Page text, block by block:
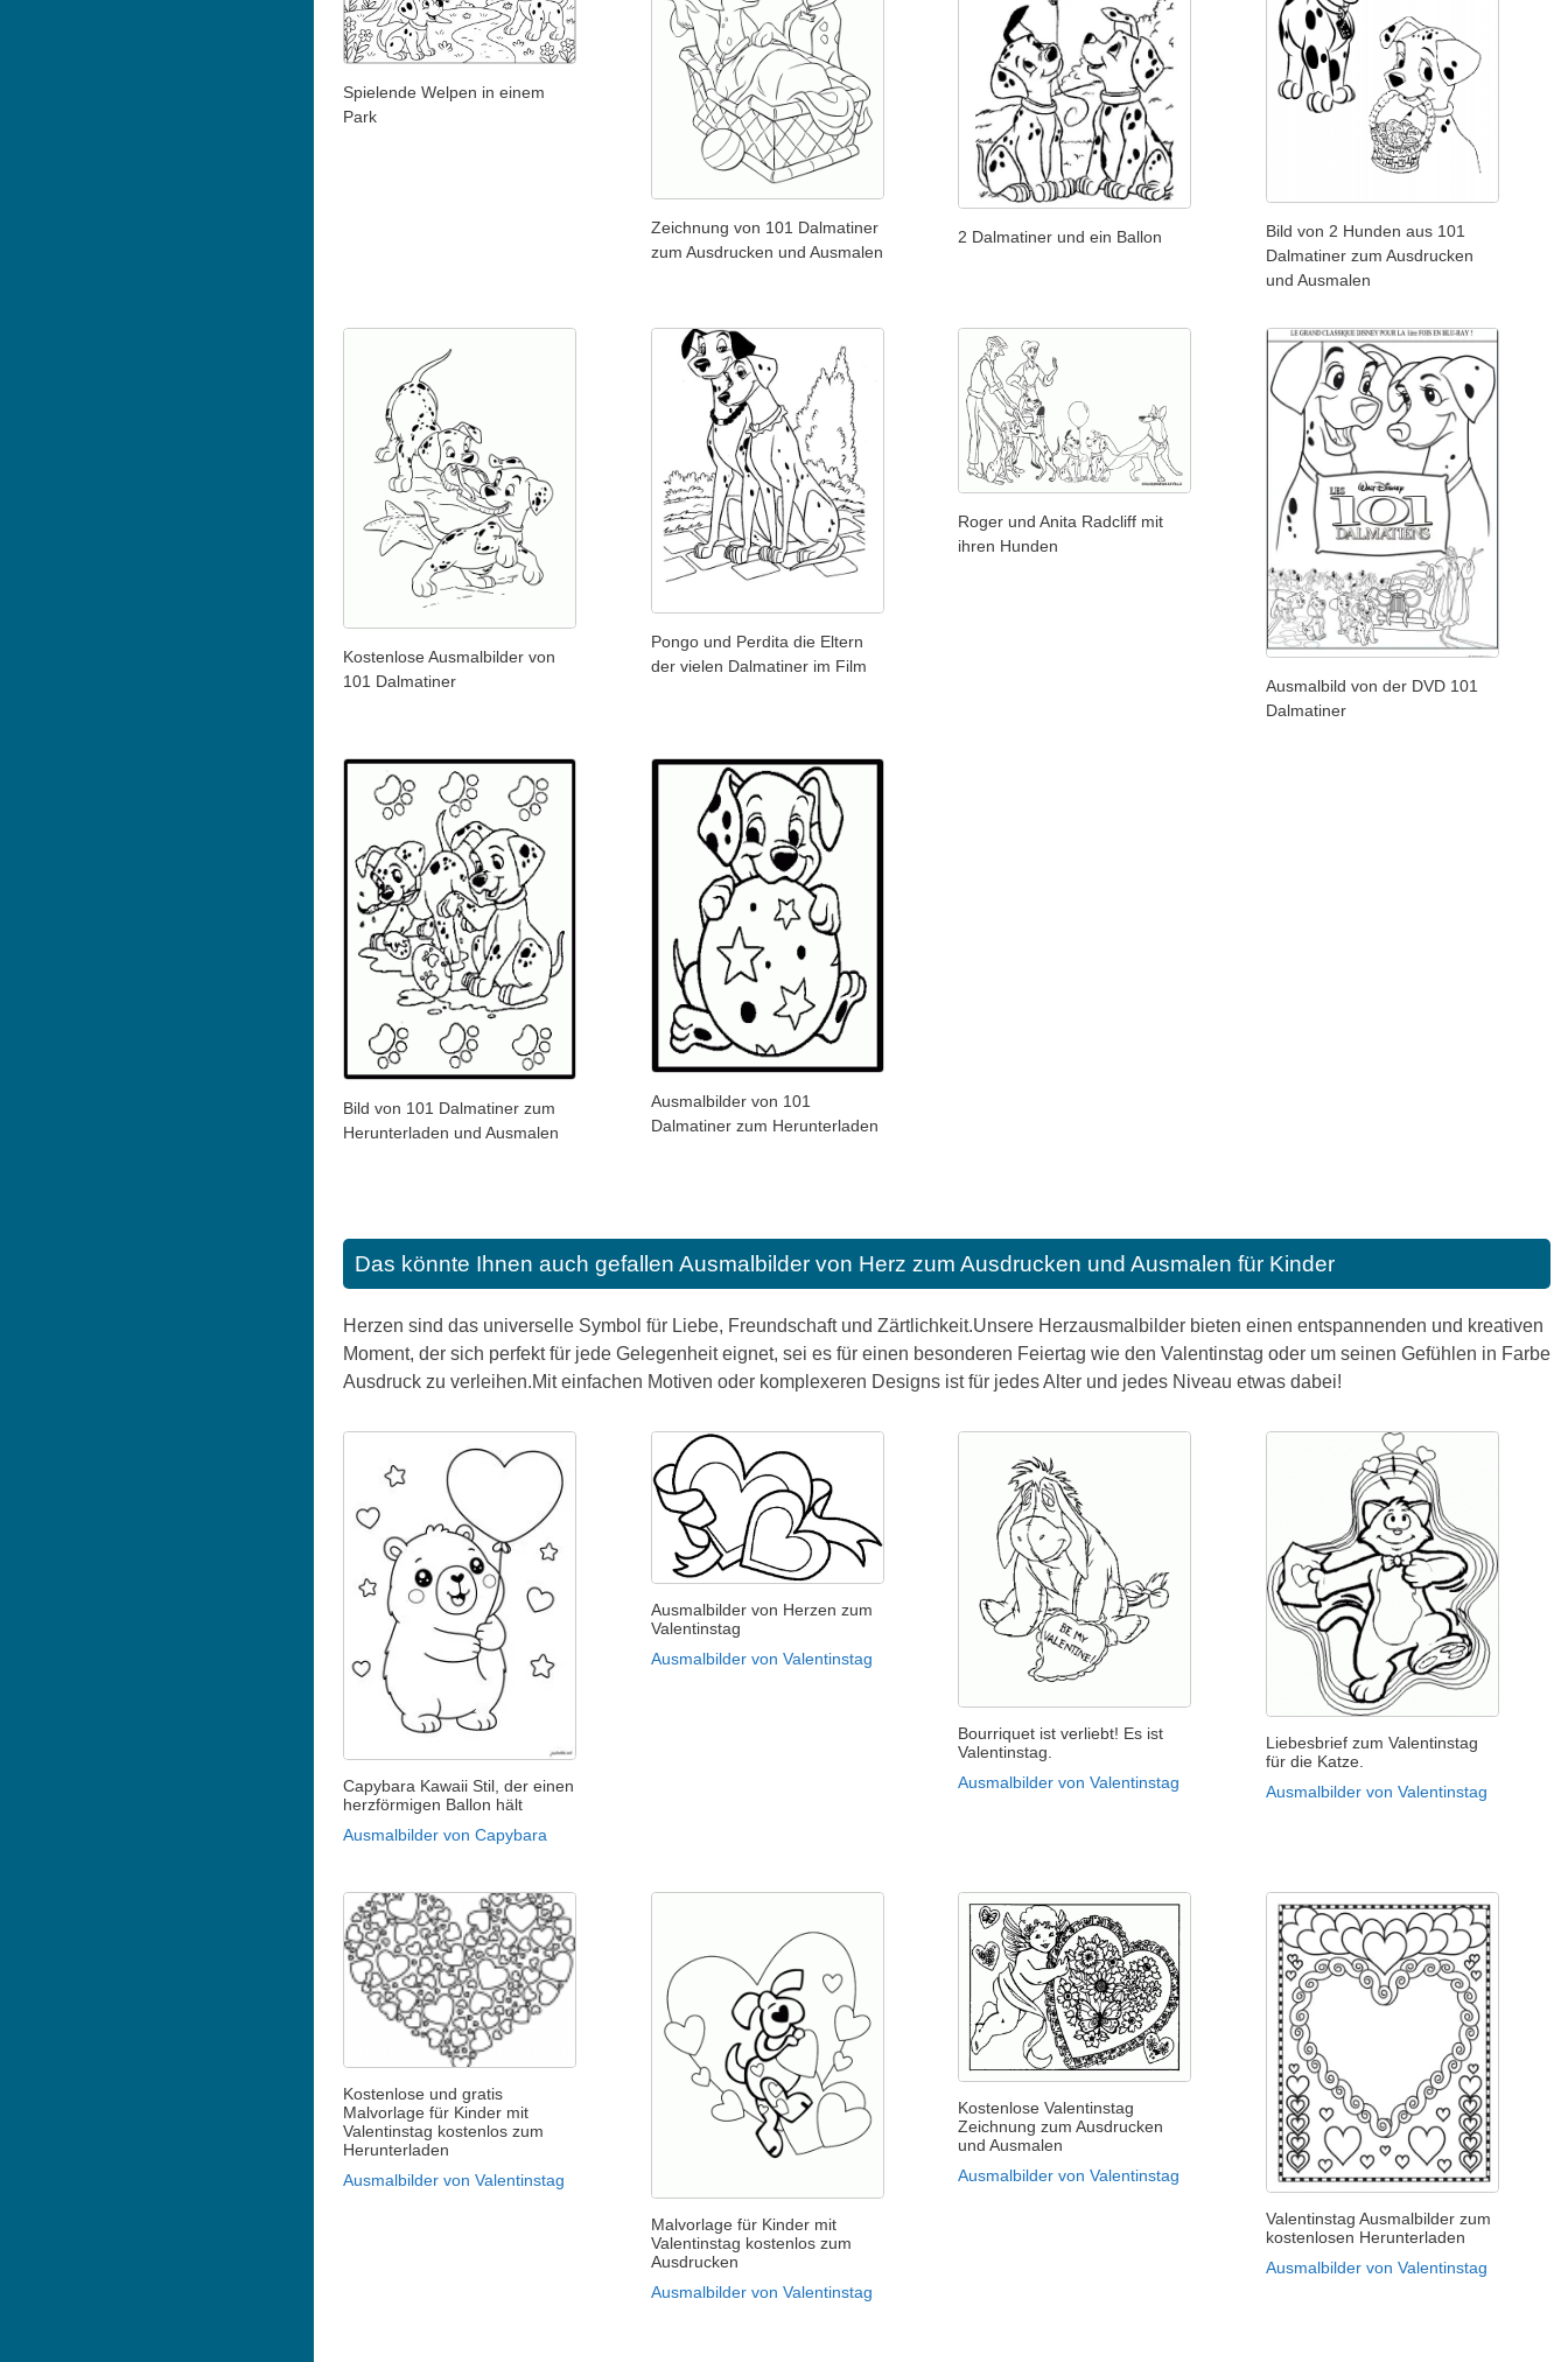
Spielende Welpen in einem
Park
Zeichnung von 101 Dalmatiner
zum Ausdrucken und Ausmalen
2 Dalmatiner und ein Ballon
Bild von 2 Hunden aus 101
Dalmatiner zum Ausdrucken
und Ausmalen
Kostenlose Ausmalbilder von
101 Dalmatiner
Pongo und Perdita die Eltern
der vielen Dalmatiner im Film
Roger und Anita Radcliff mit
ihren Hunden
Ausmalbild von der DVD 101
Dalmatiner
Bild von 101 Dalmatiner zum
Herunterladen und Ausmalen
Ausmalbilder von 101
Dalmatiner zum Herunterladen
Das könnte Ihnen auch gefallen Ausmalbilder von Herz zum Ausdrucken und Ausmalen für Kinder
Herzen sind das universelle Symbol für Liebe, Freundschaft und Zärtlichkeit.Unsere Herzausmalbilder bieten einen entspannenden und kreativen
Moment, der sich perfekt für jede Gelegenheit eignet, sei es für einen besonderen Feiertag wie den Valentinstag oder um seinen Gefühlen in Farbe
Ausdruck zu verleihen.Mit einfachen Motiven oder komplexeren Designs ist für jedes Alter und jedes Niveau etwas dabei!
Capybara Kawaii Stil, der einen
herzförmigen Ballon hält
Ausmalbilder von Capybara
Ausmalbilder von Herzen zum
Valentinstag
Ausmalbilder von Valentinstag
Bourriquet ist verliebt! Es ist
Valentinstag.
Ausmalbilder von Valentinstag
Liebesbrief zum Valentinstag
für die Katze.
Ausmalbilder von Valentinstag
Kostenlose und gratis
Malvorlage für Kinder mit
Valentinstag kostenlos zum
Herunterladen
Ausmalbilder von Valentinstag
Malvorlage für Kinder mit
Valentinstag kostenlos zum
Ausdrucken
Ausmalbilder von Valentinstag
Kostenlose Valentinstag
Zeichnung zum Ausdrucken
und Ausmalen
Ausmalbilder von Valentinstag
Valentinstag Ausmalbilder zum
kostenlosen Herunterladen
Ausmalbilder von Valentinstag